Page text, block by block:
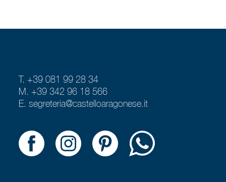
T. +39 081 99 28 34
M. +39 342 96 18 566
E.segreteria@castelloaragonese.it